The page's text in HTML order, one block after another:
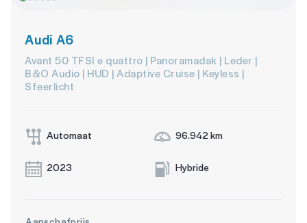
Audi A6
Avant 50 TFSI e quattro | Panoramadak | Leder |
B&O Audio | HUD | Adaptive Cruise | Keyless |
Sfeerlicht
Automaat 96.942 km
2023 Hybride